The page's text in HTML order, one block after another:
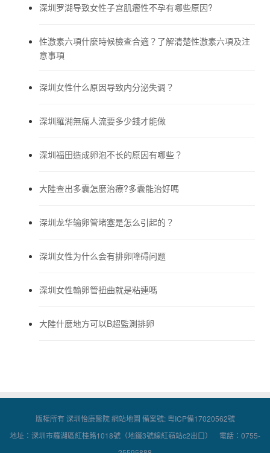
深圳罗湖导致女性子宫肌瘤性不孕有哪些原因?
性激素六項什麼時候檢查合適？了解清楚性激素六項及注
意事項
深圳女性什么原因导致内分泌失调？
深圳羅湖無痛人流要多少錢才能做
深圳福田造成卵泡不长的原因有哪些？
大陸查出多囊怎麼治療?多囊能治好嗎
深圳龙华输卵管堵塞是怎么引起的？
深圳女性为什么会有排卵障碍问题
深圳女性輸卵管扭曲就是粘連嗎
大陸什麼地方可以B超監測排卵
版權所有 深圳怡康醫院網站地圖 備案號:粵ICP備17020562號
地址：深圳市羅湖區紅桂路1018號（地鐵3號線紅嶺站c2出口） 電話：0755-